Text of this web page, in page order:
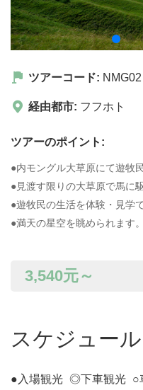
ツアーコード: NMG02
経由都市: フフホト
ツアーのポイント:
●内モングル大草原にて遊牧
●見渡す限りの大草原で馬に
●遊牧民の生活を体験・見学
●満天の星空を眺められます。
3,540元～
スケジュール
●入場観光 ◎下車観光 ○